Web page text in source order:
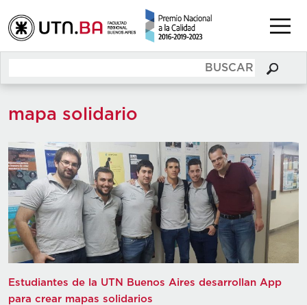
mapa solidario
Estudiantes de la UTN Buenos Aires desarrollan App
para crear mapas solidarios